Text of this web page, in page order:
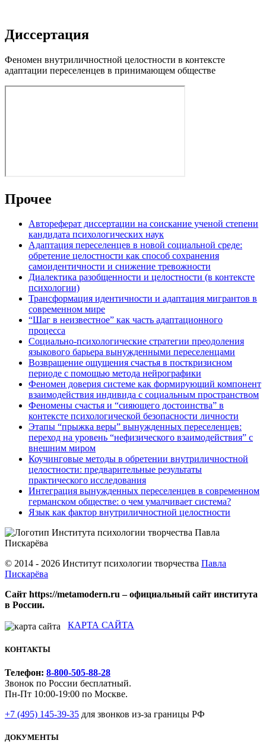
Диссертация
Феномен внутриличностной целостности в контексте
адаптации переселенцев в принимающем обществе
Прочее
Автореферат диссертации на соискание ученой степени
кандидата психологических наук
Адаптация переселенцев в новой социальной среде:
обретение целостности как способ сохранения
самоидентичности и снижение тревожности
Диалектика разобщенности и целостности (в контексте
психологии)
Трансформация идентичности и адаптация мигрантов в
современном мире
“Шаг в неизвестное” как часть адаптационного
процесса
Социально-психологические стратегии преодоления
языкового барьера вынужденными переселенцами
Возвращение ощущения счастья в посткризисном
периоде с помощью метода нейрографики
Феномен доверия системе как формирующий компонент
взаимодействия индивида с социальным пространством
Феномены счастья и “сияющего достоинства” в
контексте психологической безопасности личности
Этапы “прыжка веры” вынужденных переселенцев:
переход на уровень “нефизического взаимодействия” с
внешним миром
Коучинговые методы в обретении внутриличностной
целостности: предварительные результаты
практического исследования
Интеграция вынужденных переселенцев в современном
германском обществе: о чем умалчивает система?
Язык как фактор внутриличностной целостности
© 2014 - 2026 Институт психологии творчества Павла
Пискарёва
Сайт https://metamodern.ru – официальный сайт института
в России.
КАРТА САЙТА
КОНТАКТЫ
Телефон: 8-800-505-88-28
Звонок по России бесплатный.
Пн-Пт 10:00-19:00 по Москве.
+7 (495) 145-39-35 для звонков из-за границы РФ
ДОКУМЕНТЫ